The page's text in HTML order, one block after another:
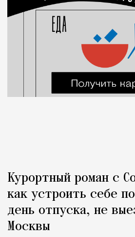
Курортный роман с
как устроить себе
день отпуска, не
Москвы